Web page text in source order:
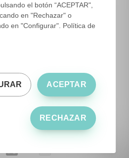
del olivar suele
muy concretos por lo
cuenta multitud de factores
sector suministrador y
interpretar correctamente
cada finca en concreto.
el botón “ACEPTAR",
en "Rechazar" o
en "Configurar". Política de
ACEPTAR
RECHAZAR